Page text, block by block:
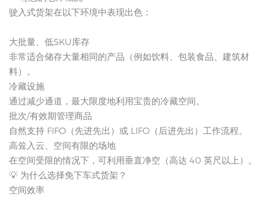
驶入式货架在以下环境中表现出色：
大批量、低SKU库存
非常适合储存大量相同的产品（例如饮料、包装食品、建筑材
料）。
冷藏设施
通过减少通道，最大限度地利用宝贵的冷藏空间。
批次/有效期管理商品
自然支持 FIFO（先进先出）或 LIFO（后进先出）工作流程。
高耸入云、空间有限的场地
在空间受限的情况下，可利用垂直净空（高达 40 英尺以上）。
💡 为什么选择免下车式货架？
空间效率